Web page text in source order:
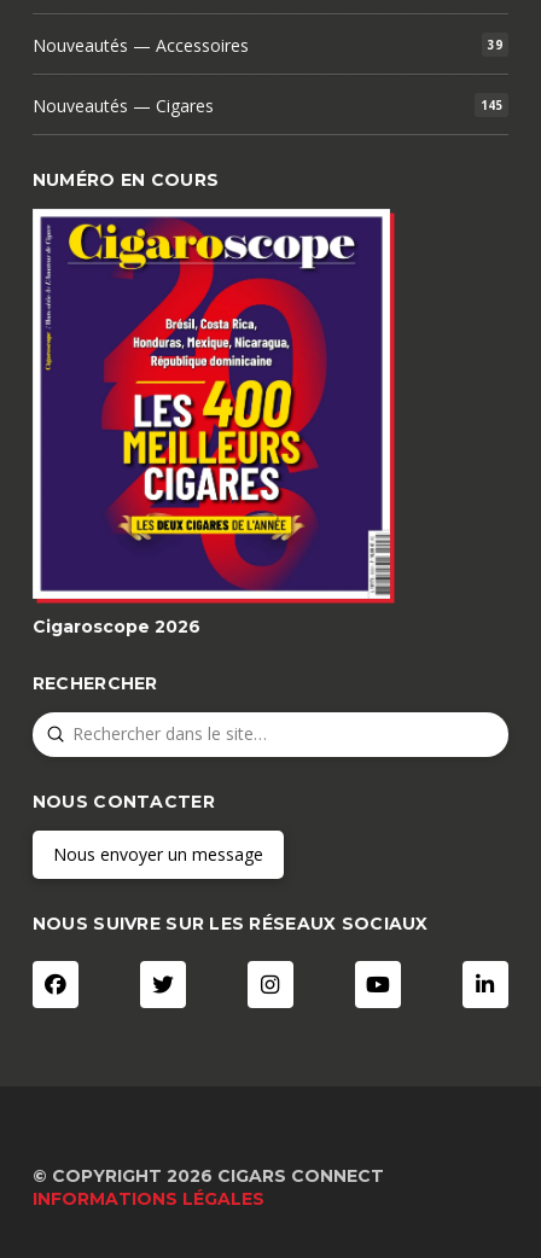
Nouveautés — Accessoires 39
Nouveautés — Cigares 145
NUMÉRO EN COURS
Cigaroscope 2026
RECHERCHER
Search
Submit
NOUS CONTACTER
Nous envoyer un message
NOUS SUIVRE SUR LES RÉSEAUX SOCIAUX
© COPYRIGHT 2026 CIGARS CONNECT
INFORMATIONS LÉGALES